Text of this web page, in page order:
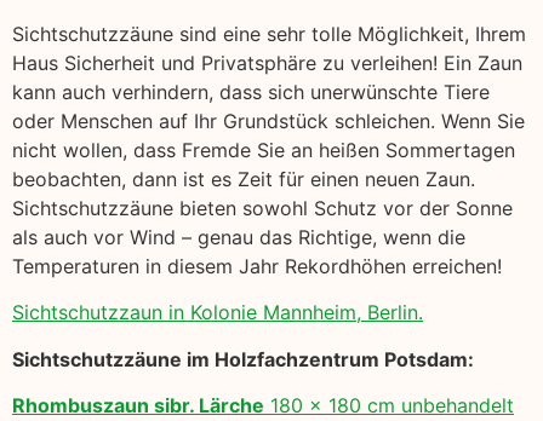
Sichtschutzzäune sind eine sehr tolle Möglichkeit, Ihrem
Haus Sicherheit und Privatsphäre zu verleihen! Ein Zaun
kann auch verhindern, dass sich unerwünschte Tiere
oder Menschen auf Ihr Grundstück schleichen. Wenn Sie
nicht wollen, dass Fremde Sie an heißen Sommertagen
beobachten, dann ist es Zeit für einen neuen Zaun.
Sichtschutzzäune bieten sowohl Schutz vor der Sonne
als auch vor Wind – genau das Richtige, wenn die
Temperaturen in diesem Jahr Rekordhöhen erreichen!
Sichtschutzzaun in Kolonie Mannheim, Berlin.
Sichtschutzzäune im Holzfachzentrum Potsdam:
Rhombuszaun sibr. Lärche 180 x 180 cm unbehandelt